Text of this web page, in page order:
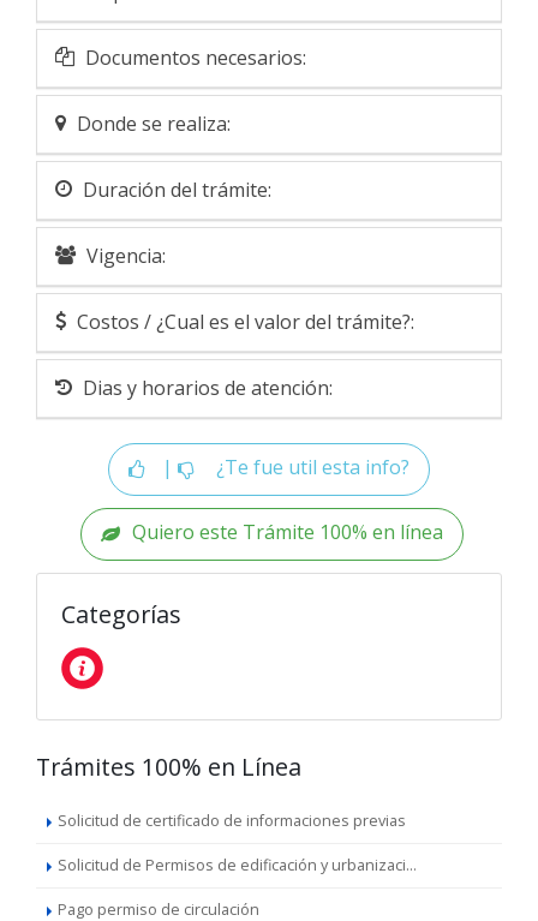
Documentos necesarios:
Donde se realiza:
Duración del trámite:
Vigencia:
Costos / ¿Cual es el valor del trámite?:
Dias y horarios de atención:
| ¿Te fue util esta info?
Quiero este Trámite 100% en línea
Categorías
Trámites 100% en Línea
Solicitud de certificado de informaciones previas
Solicitud de Permisos de edificación y urbanizaci...
Pago permiso de circulación